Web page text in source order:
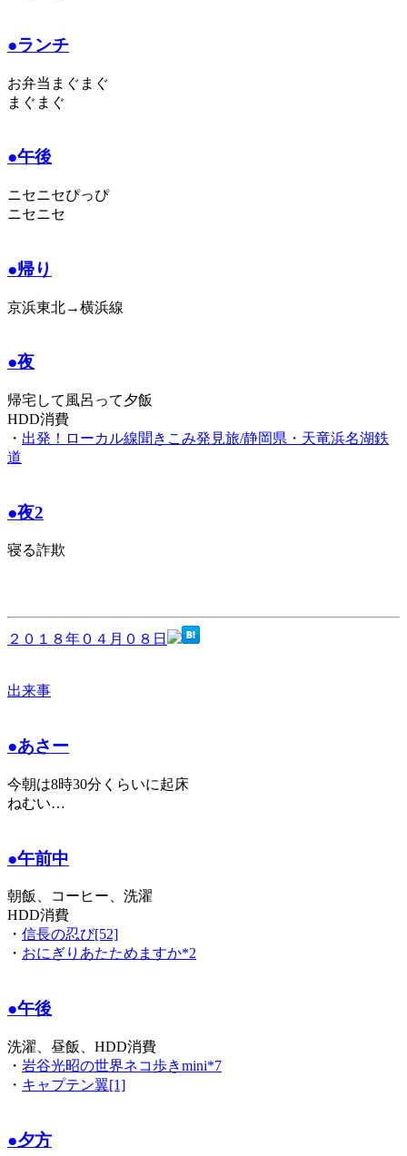
●ランチ
お弁当まぐまぐ
まぐまぐ
●午後
ニセニセぴっぴ
ニセニセ
●帰り
京浜東北→横浜線
●夜
帰宅して風呂って夕飯
HDD消費
・ 出発！ローカル線聞きこみ発見旅/静岡県・天竜浜名湖鉄
道
●夜2
寝る詐欺
２０１８年０４月０８日
出来事
●あさー
今朝は8時30分くらいに起床
ねむい…
●午前中
朝飯、コーヒー、洗濯
HDD消費
・ 信長の忍び[52]
・ おにぎりあたためますか*2
●午後
洗濯、昼飯、HDD消費
・ 岩谷光昭の世界ネコ歩きmini*7
・ キャプテン翼[1]
●夕方